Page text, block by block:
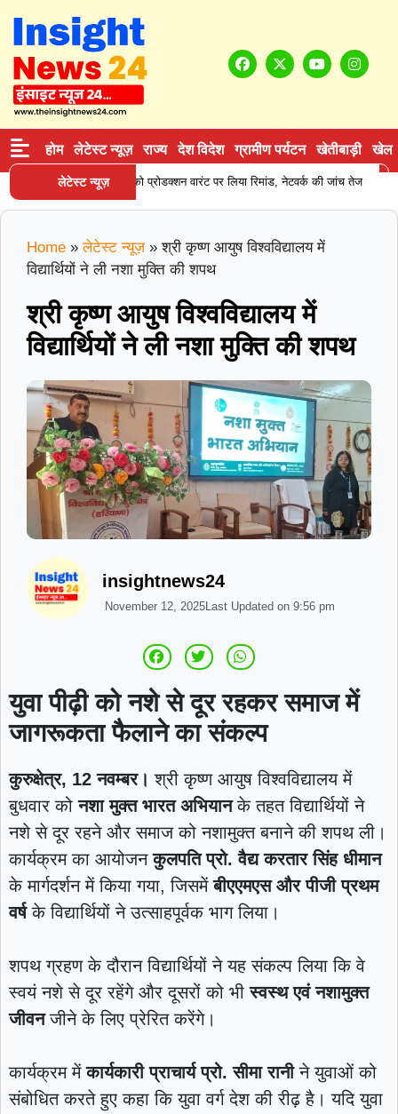
होम लेटेस्ट न्यूज़ राज्य देश विदेश ग्रामीण पर्यटन खेतीबाड़ी खेल
लेटेस्ट न्यूज़
सप्लाई करने वाले आरोपी को प्रोडक्शन वारंट पर लिया रिमांड, नेटवर्क की जांच तेज
Home » लेटेस्ट न्यूज़ »श्री कृष्ण आयुष विश्वविद्यालय में
विद्यार्थियों ने ली नशा मुक्ति की शपथ
श्री कृष्ण आयुष विश्वविद्यालय में
विद्यार्थियों ने ली नशा मुक्ति की शपथ
insightnews24
November 12, 2025Last Updated on 9:56 pm
युवा पीढ़ी को नशे से दूर रहकर समाज में
जागरूकता फैलाने का संकल्प
कुरुक्षेत्र, 12 नवम्बर। श्री कृष्ण आयुष विश्वविद्यालय में
बुधवार कोनशा मुक्त भारत अभियानके तहत विद्यार्थियों ने
नशे से दूर रहने और समाज को नशामुक्त बनाने की शपथ ली।
कार्यक्रम का आयोजनकुलपति प्रो. वैद्य करतार सिंह धीमान
के मार्गदर्शन में किया गया, जिसमेंबीएएमएस और पीजी प्रथम
वर्षके विद्यार्थियों ने उत्साहपूर्वक भाग लिया।
शपथ ग्रहण के दौरान विद्यार्थियों ने यह संकल्प लिया कि वे
स्वयं नशे से दूर रहेंगे और दूसरों को भीस्वस्थ एवं नशामुक्त
जीवनजीने के लिए प्रेरित करेंगे।
कार्यक्रम मेंकार्यकारी प्राचार्य प्रो. सीमा रानीने युवाओं को
संबोधित करते हुए कहा कि युवा वर्ग देश की रीढ़ है। यदि युवा